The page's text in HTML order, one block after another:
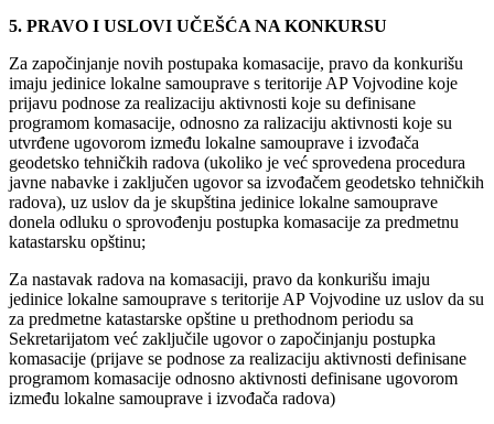
5. PRAVO I USLOVI UČEŠĆA NA KONKURSU
Za započinjanje novih postupaka komasacije, pravo da konkurišu
imaju jedinice lokalne samouprave s teritorije AP Vojvodine koje
prijavu podnose za realizaciju aktivnosti koje su definisane
programom komasacije, odnosno za ralizaciju aktivnosti koje su
utvrđene ugovorom između lokalne samouprave i izvođača
geodetsko tehničkih radova (ukoliko je već sprovedena procedura
javne nabavke i zaključen ugovor sa izvođačem geodetsko tehničkih
radova), uz uslov da je skupština jedinice lokalne samouprave
donela odluku o sprovođenju postupka komasacije za predmetnu
katastarsku opštinu;
Za nastavak radova na komasaciji, pravo da konkurišu imaju
jedinice lokalne samouprave s teritorije AP Vojvodine uz uslov da su
za predmetne katastarske opštine u prethodnom periodu sa
Sekretarijatom već zaključile ugovor o započinjanju postupka
komasacije (prijave se podnose za realizaciju aktivnosti definisane
programom komasacije odnosno aktivnosti definisane ugovorom
između lokalne samouprave i izvođača radova)